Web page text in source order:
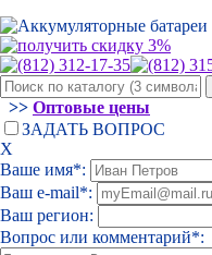
>> Оптовые цены
ЗАДАТЬ ВОПРОС
Х
Ваше имя*:
Ваш e-mail*:
Ваш регион:
Вопрос или комментарий*: